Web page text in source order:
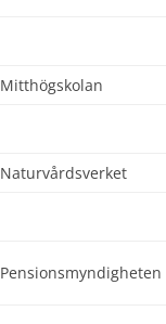
Mitthögskolan
Naturvårdsverket
Pensionsmyndigheten